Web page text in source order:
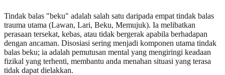
Tindak balas "beku" adalah salah satu daripada empat tindak balas
trauma utama (Lawan, Lari, Beku, Memujuk). Ia melibatkan
perasaan tersekat, kebas, atau tidak bergerak apabila berhadapan
dengan ancaman. Disosiasi sering menjadi komponen utama tindak
balas beku; ia adalah pemutusan mental yang mengiringi keadaan
fizikal yang terhenti, membantu anda menahan situasi yang terasa
tidak dapat dielakkan.